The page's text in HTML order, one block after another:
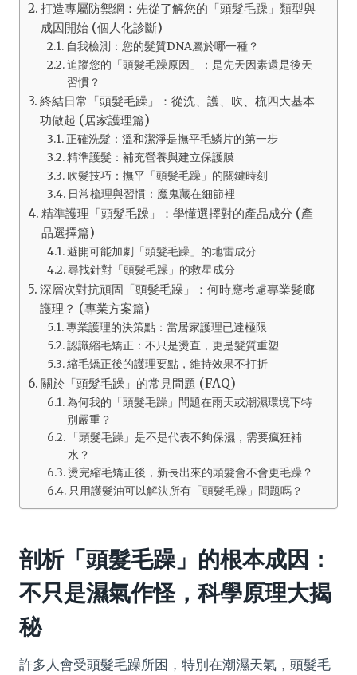
打造專屬防禦網：先從了解您的「頭髮毛躁」類型與
成因開始 (個人化診斷)
自我檢測：您的髮質DNA屬於哪一種？
追蹤您的「頭髮毛躁原因」：是先天因素還是後天
習慣？
終結日常「頭髮毛躁」：從洗、護、吹、梳四大基本
功做起 (居家護理篇)
正確洗髮：溫和潔淨是撫平毛鱗片的第一步
精準護髮：補充營養與建立保護膜
吹髮技巧：撫平「頭髮毛躁」的關鍵時刻
日常梳理與習慣：魔鬼藏在細節裡
精準護理「頭髮毛躁」：學懂選擇對的產品成分 (產
品選擇篇)
避開可能加劇「頭髮毛躁」的地雷成分
尋找針對「頭髮毛躁」的救星成分
深層次對抗頑固「頭髮毛躁」：何時應考慮專業髮廊
護理？ (專業方案篇)
專業護理的決策點：當居家護理已達極限
認識縮毛矯正：不只是燙直，更是髮質重塑
縮毛矯正後的護理要點，維持效果不打折
關於「頭髮毛躁」的常見問題 (FAQ)
為何我的「頭髮毛躁」問題在雨天或潮濕環境下特
別嚴重？
「頭髮毛躁」是不是代表不夠保濕，需要瘋狂補
水？
燙完縮毛矯正後，新長出來的頭髮會不會更毛躁？
只用護髮油可以解決所有「頭髮毛躁」問題嗎？
剖析「頭髮毛躁」的根本成因：
不只是濕氣作怪，科學原理大揭
秘
許多人會受頭髮毛躁所困，特別在潮濕天氣，頭髮毛